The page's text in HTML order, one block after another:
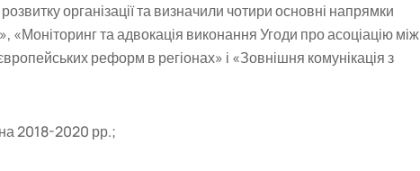
організації та визначили чотири основні напрямки
«Моніторинг та адвокація виконання Угоди про асоціацію між
реформ в регіонах» і «Зовнішня комунікація з
на 2018-2020 рр.;